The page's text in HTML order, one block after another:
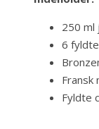
250 ml
6
Fransk
Fyldte